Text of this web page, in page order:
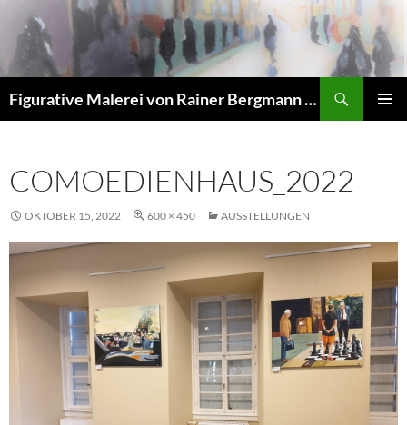
Inhalt
springen
Figurative Malerei von Rainer Bergmann M.A.
COMOEDIENHAUS_2022
OKTOBER 15, 2022 600 × 450 AUSSTELLUNGEN